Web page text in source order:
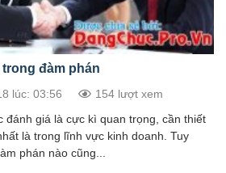
đàm phán
lúc: 03:56 154 lượt xem
đánh giá là cực kì quan trọng, cần thiết
là trong lĩnh vực kinh doanh. Tuy
phán nào cũng...